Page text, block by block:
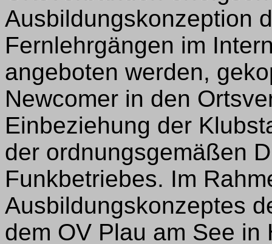
Ausbildungskonzeption
Fernlehrgängen im
angeboten werden,
Newcomer in den
Einbeziehung der
der ordnungsgemäßen
Funkbetriebes. Im
Ausbildungskonzeptes
dem OV Plau am See